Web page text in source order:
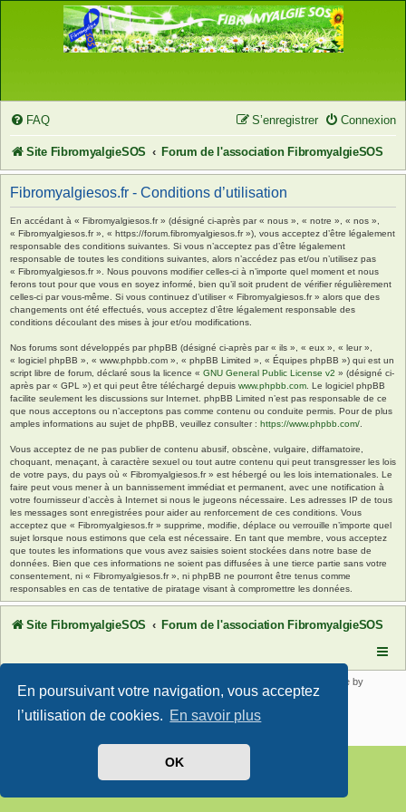
En poursuivant votre navigation, vous acceptez
l’utilisation de cookies. En savoir plus
OK
FAQ Connexion
S’enregistrer
Site FibromyalgieSOS Forum de l'association FibromyalgieSOS
Fibromyalgiesos.fr - Conditions d’utilisation
En accédant à « Fibromyalgiesos.fr » (désigné ci-après par « nous », « notre », « nos »,
« Fibromyalgiesos.fr », « https://forum.fibromyalgiesos.fr »), vous acceptez d’être légalement
responsable des conditions suivantes. Si vous n’acceptez pas d’être légalement
responsable de toutes les conditions suivantes, alors n’accédez pas et/ou n’utilisez pas
« Fibromyalgiesos.fr ». Nous pouvons modifier celles-ci à n’importe quel moment et nous
ferons tout pour que vous en soyez informé, bien qu’il soit prudent de vérifier régulièrement
celles-ci par vous-même. Si vous continuez d’utiliser « Fibromyalgiesos.fr » alors que des
changements ont été effectués, vous acceptez d’être légalement responsable des
conditions découlant des mises à jour et/ou modifications.
Nos forums sont développés par phpBB (désigné ci-après par « ils », « eux », « leur »,
« logiciel phpBB », « www.phpbb.com », « phpBB Limited », « Équipes phpBB ») qui est un
script libre de forum, déclaré sous la licence « GNU General Public License v2 » (désigné ci-
après par « GPL ») et qui peut être téléchargé depuis www.phpbb.com . Le logiciel phpBB
facilite seulement les discussions sur Internet. phpBB Limited n’est pas responsable de ce
que nous acceptons ou n’acceptons pas comme contenu ou conduite permis. Pour de plus
amples informations au sujet de phpBB, veuillez consulter : https://www.phpbb.com/
Vous acceptez de ne pas publier de contenu abusif, obscène, vulgaire, diffamatoire,
choquant, menaçant, à caractère sexuel ou tout autre contenu qui peut transgresser les lois
de votre pays, du pays où « Fibromyalgiesos.fr » est hébergé ou les lois internationales. Le
faire peut vous mener à un bannissement immédiat et permanent, avec une notification à
votre fournisseur d’accès à Internet si nous le jugeons nécessaire. Les adresses IP de tous
les messages sont enregistrées pour aider au renforcement de ces conditions. Vous
acceptez que « Fibromyalgiesos.fr » supprime, modifie, déplace ou verrouille n’importe quel
sujet lorsque nous estimons que cela est nécessaire. En tant que membre, vous acceptez
que toutes les informations que vous avez saisies soient stockées dans notre base de
données. Bien que ces informations ne soient pas diffusées à une tierce partie sans votre
consentement, ni « Fibromyalgiesos.fr », ni phpBB ne pourront être tenus comme
responsables en cas de tentative de piratage visant à compromettre les données.
Site FibromyalgieSOS Forum de l'association FibromyalgieSOS
® Forum Software © phpBB Limited | SE Square by
PhpBB3 BBCodes
Traduit parphpBB-fr.com